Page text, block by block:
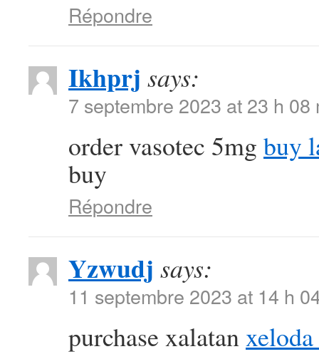
Répondre
Ikhprj says:
7 septembre 2023 at 23 h 08
order vasotec 5mg buy
buy
Répondre
Yzwudj says:
11 septembre 2023 at 14 h
purchase xalatan